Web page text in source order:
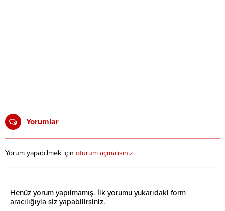
Yorumlar
Yorum yapabilmek için oturum açmalısınız.
Henüz yorum yapılmamış. İlk yorumu yukarıdaki form
aracılığıyla siz yapabilirsiniz.